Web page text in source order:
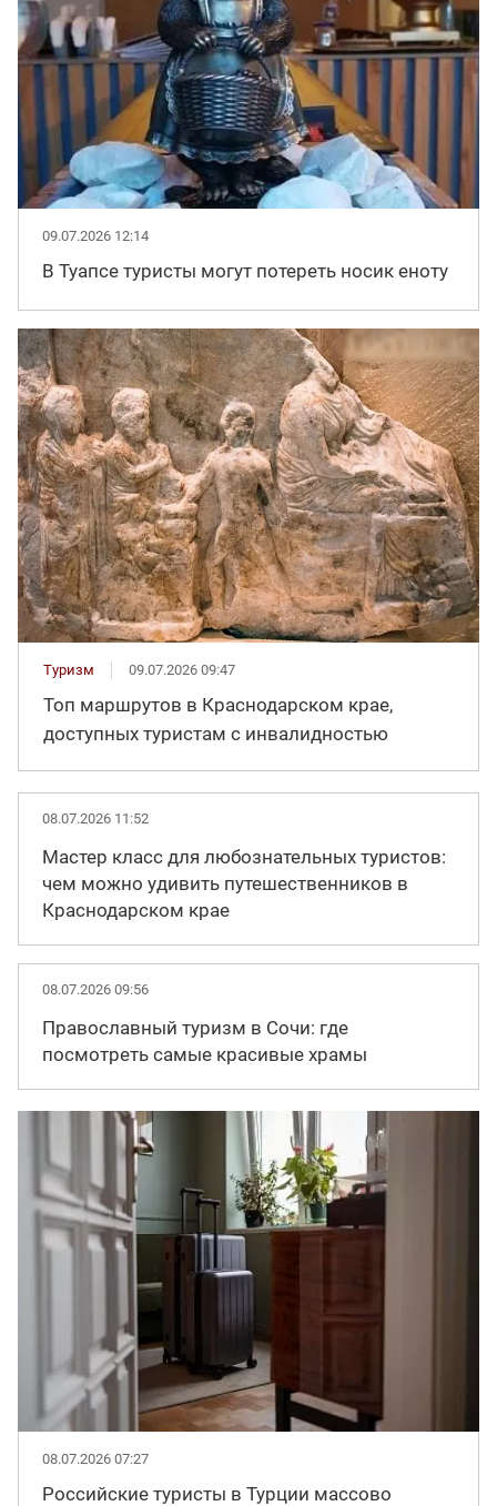
09.07.2026 12:14
В Туапсе туристы могут потереть носик еноту
Туризм 09.07.2026 09:47
Топ маршрутов в Краснодарском крае,
доступных туристам с инвалидностью
08.07.2026 11:52
Мастер класс для любознательных туристов:
чем можно удивить путешественников в
Краснодарском крае
08.07.2026 09:56
Православный туризм в Сочи: где
посмотреть самые красивые храмы
08.07.2026 07:27
Российские туристы в Турции массово